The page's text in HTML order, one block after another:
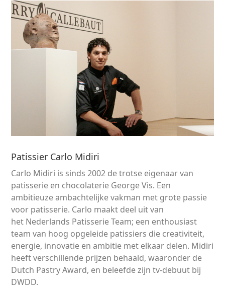
Patissier Carlo Midiri
Carlo Midiri is sinds 2002 de trotse eigenaar van
patisserie en chocolaterie George Vis. Een
ambitieuze ambachtelijke vakman met grote passie
voor patisserie. Carlo maakt deel uit van
het Nederlands Patisserie Team; een enthousiast
team van hoog opgeleide patissiers die creativiteit,
energie, innovatie en ambitie met elkaar delen. Midiri
heeft verschillende prijzen behaald, waaronder de
Dutch Pastry Award, en beleefde zijn tv-debuut bij
DWDD.